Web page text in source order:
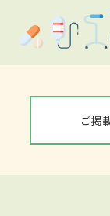
ご掲